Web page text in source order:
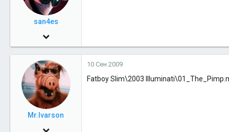
Москва
san4es
30 Май 2009
3,260
36
Салехард
Mr.Ivarson
21 Окт 2005
10 Сен 2009
Fatboy Slim\2003